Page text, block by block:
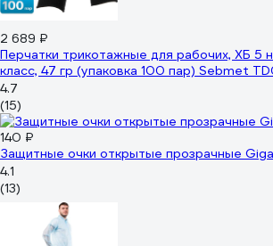
2 689 ₽
Перчатки трикотажные для рабочих, ХБ 5
класс, 47 гр (упаковка 100 пар) Sebmet
4.7
(15)
140 ₽
Защитные очки открытые прозрачные
4.1
(13)